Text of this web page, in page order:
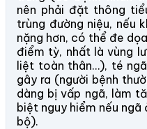
nên phải đặt thông
trùng đường niệu, nếu
nặng hơn, có thể đe
điểm tỳ, nhất là vùng
liệt toàn thân…), té
gây ra (người bệnh
dàng bị vấp ngã, làm
biệt nguy hiểm nếu ngã
bộ).